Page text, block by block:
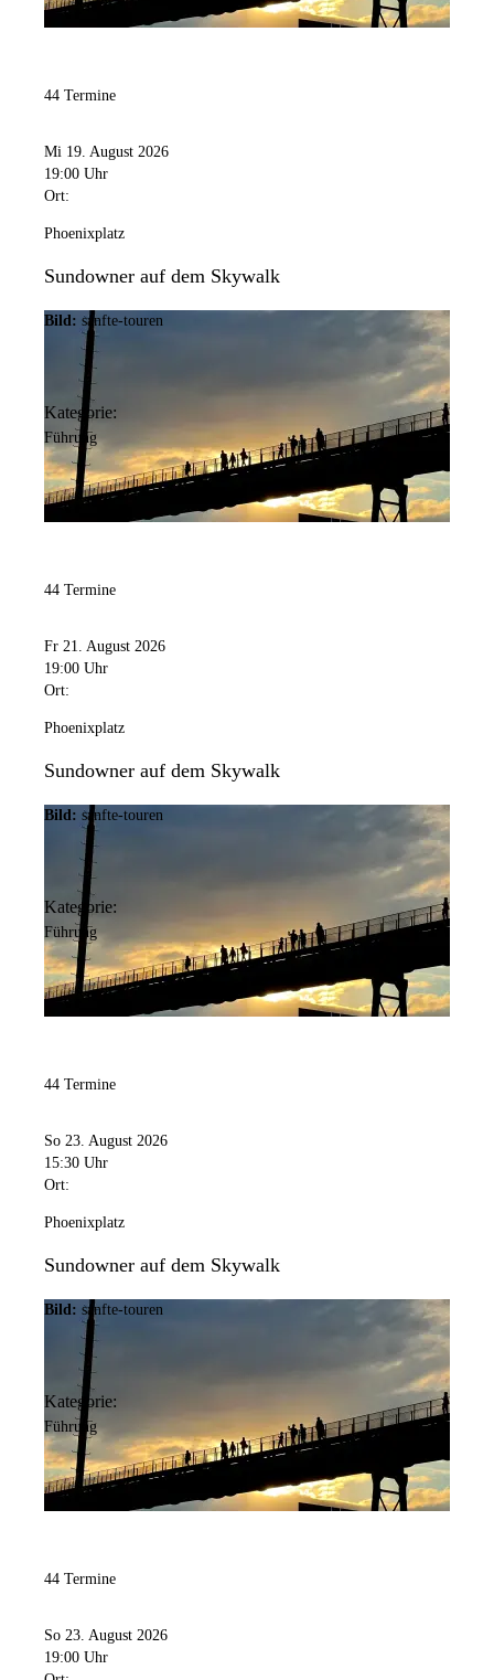
44 Termine
Mi 19. August 2026
19:00 Uhr
Ort:
Phoenixplatz
Sundowner auf dem Skywalk
Bild: sanfte-touren
Kategorie:
Führung
44 Termine
Fr 21. August 2026
19:00 Uhr
Ort:
Phoenixplatz
Sundowner auf dem Skywalk
Bild: sanfte-touren
Kategorie:
Führung
44 Termine
So 23. August 2026
15:30 Uhr
Ort:
Phoenixplatz
Sundowner auf dem Skywalk
Bild: sanfte-touren
Kategorie:
Führung
44 Termine
So 23. August 2026
19:00 Uhr